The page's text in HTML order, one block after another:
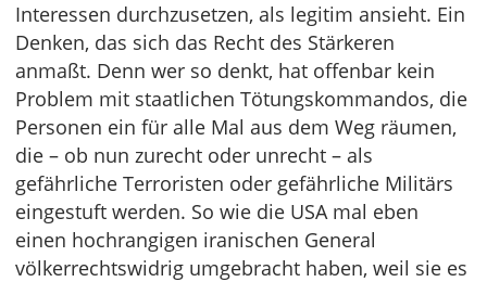
Interessen durchzusetzen, als legitim ansieht. Ein
Denken, das sich das Recht des Stärkeren
anmaßt. Denn wer so denkt, hat offenbar kein
Problem mit staatlichen Tötungskommandos, die
Personen ein für alle Mal aus dem Weg räumen,
die – ob nun zurecht oder unrecht – als
gefährliche Terroristen oder gefährliche Militärs
eingestuft werden. So wie die USA mal eben
einen hochrangigen iranischen General
völkerrechtswidrig umgebracht haben, weil sie es